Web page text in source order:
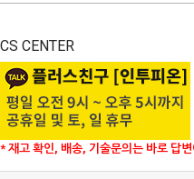
CS CENTER
* 재고 확인, 배송, 기술문의는 바로 답